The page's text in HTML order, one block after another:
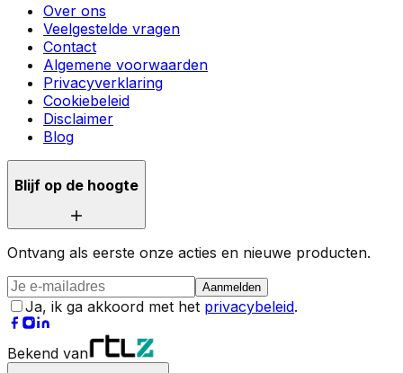
Over ons
Veelgestelde vragen
Contact
Algemene voorwaarden
Privacyverklaring
Cookiebeleid
Disclaimer
Blog
Blijf op de hoogte
Ontvang als eerste onze acties en nieuwe producten.
Aanmelden
Ja, ik ga akkoord met het privacybeleid.
Bekend van